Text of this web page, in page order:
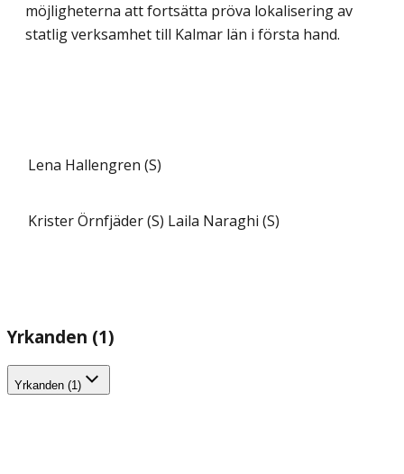
möjligheterna att fortsätta pröva lokalisering av
statlig verksamhet till Kalmar län i första hand.
Lena Hallengren (S)
Krister Örnfjäder (S) Laila Naraghi (S)
Yrkanden (1)
Yrkanden (1)